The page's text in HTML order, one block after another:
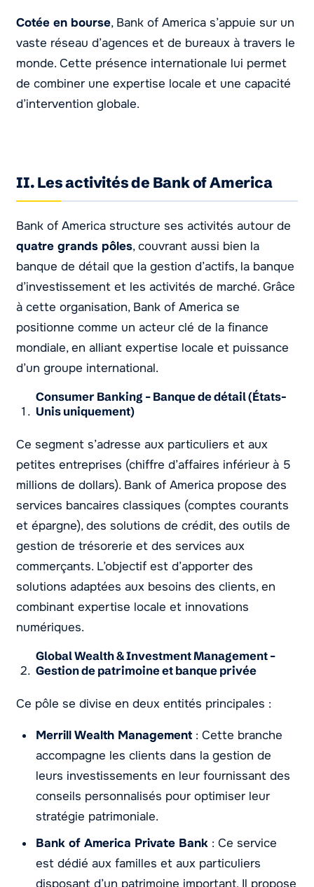
Cotée en bourse, Bank of America s’appuie sur un
vaste réseau d’agences et de bureaux à travers le
monde. Cette présence internationale lui permet
de combiner une expertise locale et une capacité
d’intervention globale.
II. Les activités de Bank of America
Bank of America structure ses activités autour de
quatre grands pôles, couvrant aussi bien la
banque de détail que la gestion d’actifs, la banque
d’investissement et les activités de marché. Grâce
à cette organisation, Bank of America se
positionne comme un acteur clé de la finance
mondiale, en alliant expertise locale et puissance
d’un groupe international.
Consumer Banking – Banque de détail (États-
Unis uniquement)
Ce segment s’adresse aux particuliers et aux
petites entreprises (chiffre d’affaires inférieur à 5
millions de dollars). Bank of America propose des
services bancaires classiques (comptes courants
et épargne), des solutions de crédit, des outils de
gestion de trésorerie et des services aux
commerçants. L’objectif est d’apporter des
solutions adaptées aux besoins des clients, en
combinant expertise locale et innovations
numériques.
Global Wealth & Investment Management –
Gestion de patrimoine et banque privée
Ce pôle se divise en deux entités principales :
Merrill Wealth Management : Cette branche
accompagne les clients dans la gestion de
leurs investissements en leur fournissant des
conseils personnalisés pour optimiser leur
stratégie patrimoniale.
Bank of America Private Bank : Ce service
est dédié aux familles et aux particuliers
disposant d’un patrimoine important. Il propose